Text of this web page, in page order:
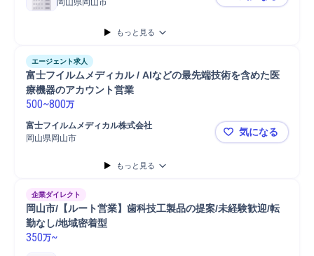
岡山県岡山市
【岡山】医
もっと見る
エージェント求人
富士フイルムメディカル / AIなどの最先端技術を含めた医
療機器のアカウント営業
500~800万
富士フイルムメディカル株式会社
岡山県岡山市
富士フイル
気になる
もっと見る
企業ダイレクト
岡山市/【ルート営業】歯科技工製品の提案/未経験歓迎/転
勤なし/地域密着型
350万~